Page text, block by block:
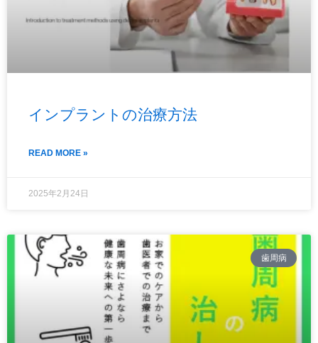
インプラントの治療方法
READ MORE »
2025年2月24日
歯周病